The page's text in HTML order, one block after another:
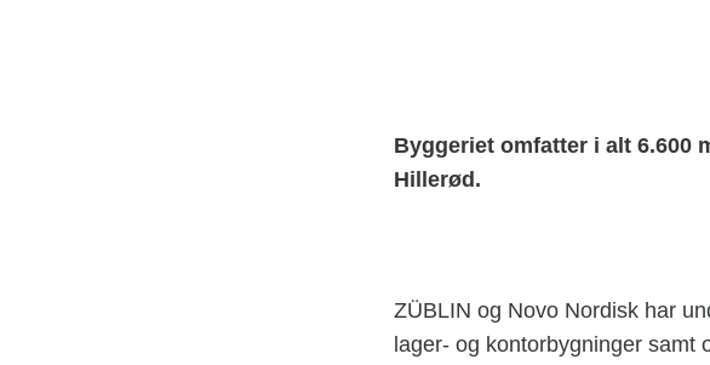
Byggeriet omfatter i alt 6.600
Hillerød.
ZÜBLIN og Novo Nordisk har
lager- og kontorbygninger samt